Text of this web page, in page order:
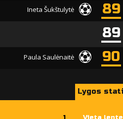
Ineta Šukštulytė
89
89
Paula Saulėnaitė 90
Lygos